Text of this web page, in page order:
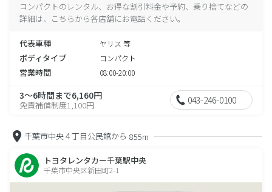
コンパクトのレンタル、お得な割引料金や予約、乗り捨てなどの
詳細は、こちらから各店舗にお電話ください。
代表車種 ヤリス 等
ボディタイプ コンパクト
営業時間 08:00-20:00
3～6時間まで6,160円
免責補償制度1,100円 043-246-0100
千葉市中央４丁目公民館から 855m
トヨタレンタカー千葉駅中央
千葉市中央区新田町2-1